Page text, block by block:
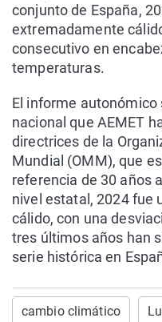
conjunto de España,
extremadamente
consecutivo en
temperaturas.
El informe
nacional que AEMET
directrices de la
Mundial (OMM), que
referencia de 30 años
nivel estatal, 2024 fue
cálido, con una
tres últimos años han
serie histórica en
cambio climático